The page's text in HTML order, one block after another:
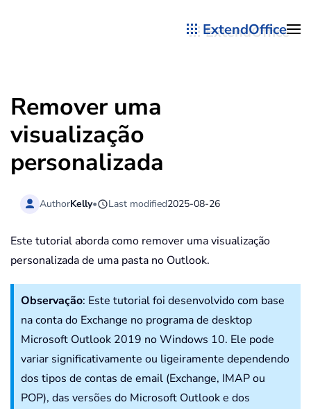
ExtendOffice
Remover uma
visualização
personalizada
AuthorKelly• Last modified2025-08-26
Este tutorial aborda como remover uma visualização
personalizada de uma pasta no Outlook.
Observação: Este tutorial foi desenvolvido com base
na conta do Exchange no programa de desktop
Microsoft Outlook 2019 no Windows 10. Ele pode
variar significativamente ou ligeiramente dependendo
dos tipos de contas de email (Exchange, IMAP ou
POP), das versões do Microsoft Outlook e dos